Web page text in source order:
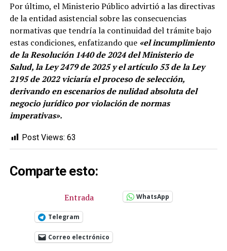
Por último, el Ministerio Público advirtió a las directivas
de la entidad asistencial sobre las consecuencias
normativas que tendría la continuidad del trámite bajo
estas condiciones, enfatizando que «el incumplimiento
de la Resolución 1440 de 2024 del Ministerio de
Salud, la Ley 2479 de 2025 y el artículo 53 de la Ley
2195 de 2022 viciaría el proceso de selección,
derivando en escenarios de nulidad absoluta del
negocio jurídico por violación de normas
imperativas».
Post Views: 63
Comparte esto:
Entrada WhatsApp
Telegram
Correo electrónico